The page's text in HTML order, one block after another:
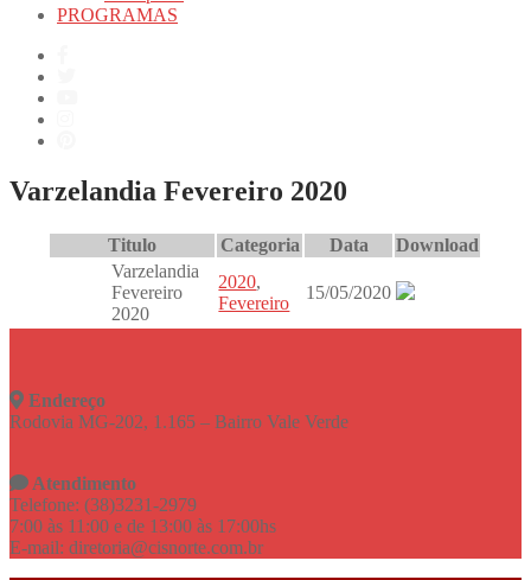
PROGRAMAS
Varzelandia Fevereiro 2020
Titulo Categoria Data
Download
Varzelandia
Fevereiro
2020
2020,
Fevereiro
15/05/2020
Endereço
Rodovia MG-202, 1.165 – Bairro Vale Verde
Atendimento
Telefone: (38)3231-2979
7:00 às 11:00 e de 13:00 às 17:00hs
E-mail: diretoria@cisnorte.com.br